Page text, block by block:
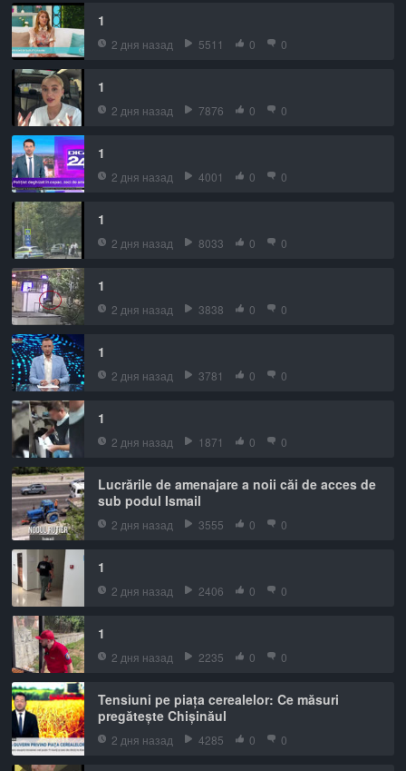
1
2 дня назад 5511 0 0
1
2 дня назад 7876 0 0
1
2 дня назад 4001 0 0
1
2 дня назад 8033 0 0
1
2 дня назад 3838 0 0
1
2 дня назад 3781 0 0
1
2 дня назад 1871 0 0
Lucrările de amenajare a noii căi de acces de
sub podul Ismail
2 дня назад 3555 0 0
1
2 дня назад 2406 0 0
1
2 дня назад 2235 0 0
Tensiuni pe piața cerealelor: Ce măsuri
pregătește Chișinăul
2 дня назад 4285 0 0